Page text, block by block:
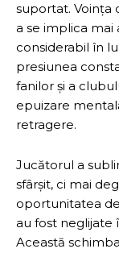
suportat. Voința
a se implica
considerabil în
presiunea
fanilor și a
epuizare
retragere.
Jucătorul a
sfârșit, ci mai
oportunitatea
au fost neglijate
Această